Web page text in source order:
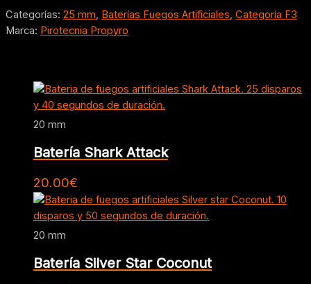
Categorías: 25 mm, Baterías Fuegos Artificiales, Categoría F3
Marca: Pirotecnia Propyro
20 mm
Batería Shark Attack
20.00€
20 mm
Batería Silver Star Coconut